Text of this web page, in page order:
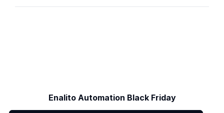
Enalito Automation Black Friday